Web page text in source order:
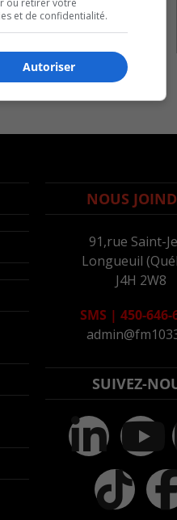
NOUS
91,rue Saint-
Longueuil
J4H 2W8
SMS | 450-646-
SUIVEZ-
ou retirer votre
et de confidentialité.
Autoriser